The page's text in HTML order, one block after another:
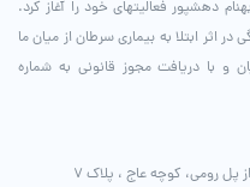
بهنام دهش­پور فعالیت­های خود را آغاز کرد.
سوم اسفند همان سال و در سن ۲۱ سالگی در اثر ابتلا به بیماری سرطان از میان ما
و با دریافت مجوز قانونی به شماره
پل رومی، کوچه عاج ، پلاک ۷